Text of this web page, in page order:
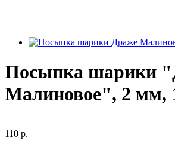
Посыпка шарики
Малиновое", 2 мм,
110 р.